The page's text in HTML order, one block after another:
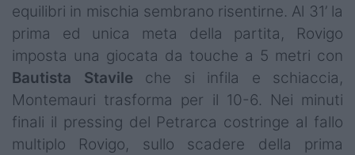
equilibri in mischia sembrano risentirne. Al 31’ la
prima ed unica meta della partita, Rovigo
imposta una giocata da touche a 5 metri con
Bautista Stavile che si infila e schiaccia,
Montemauri trasforma per il 10-6. Nei minuti
finali il pressing del Petrarca costringe al fallo
multiplo Rovigo, sullo scadere della prima